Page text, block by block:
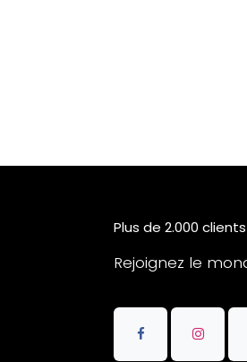
Plus de 2.000
Rejoignez le